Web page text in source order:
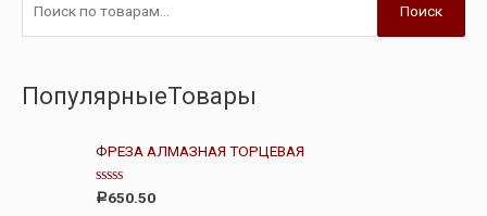
Поиск
ПопулярныеТовары
ФРЕЗА АЛМАЗНАЯ ТОРЦЕВАЯ
О
Р650.50